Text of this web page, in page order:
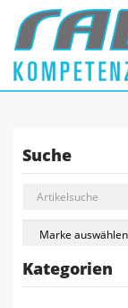
Suche
Kategorien